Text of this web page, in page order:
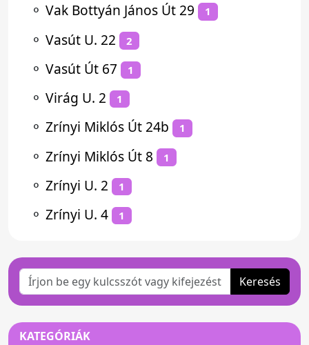
⚬ Vak Bottyán János Út 29 1
⚬ Vasút U. 22 2
⚬ Vasút Út 67 1
⚬ Virág U. 2 1
⚬ Zrínyi Miklós Út 24b 1
⚬ Zrínyi Miklós Út 8 1
⚬ Zrínyi U. 2 1
⚬ Zrínyi U. 4 1
Keresés
KATEGÓRIÁK